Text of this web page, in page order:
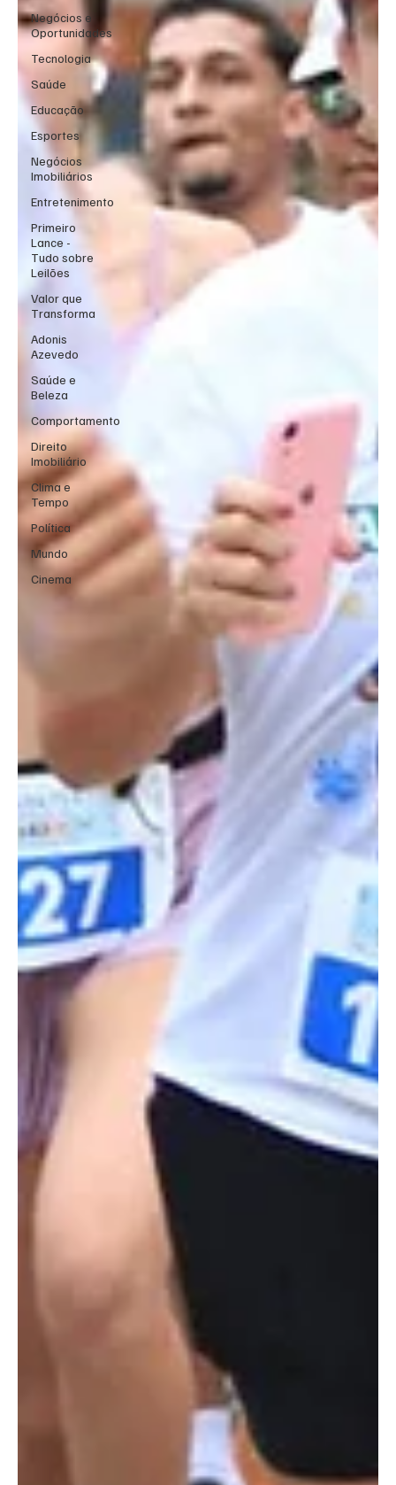
Negócios e
Oportunidades
Tecnologia
Saúde
Educação
Esportes
Negócios
Imobiliários
Entretenimento
Primeiro
Lance -
Tudo sobre
Leilões
Valor que
Transforma
Adonis
Azevedo
Saúde e
Beleza
Comportamento
Direito
Imobiliário
Clima e
Tempo
Política
Mundo
Cinema